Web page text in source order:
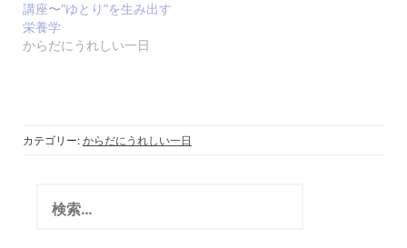
講座〜“ゆとり”を生み出す
栄養学
からだにうれしい一日
カテゴリー: からだにうれしい一日